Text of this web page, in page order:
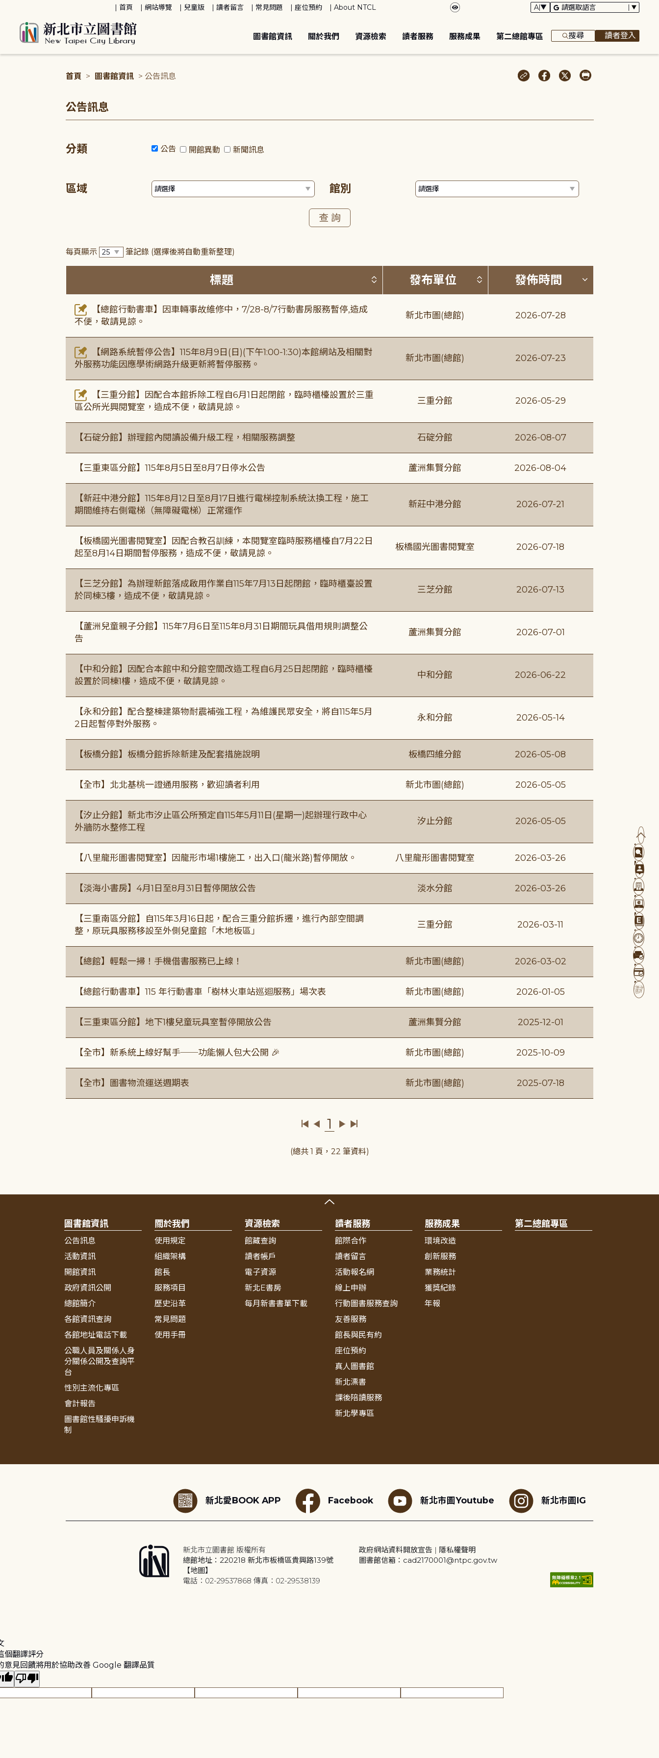
首頁 網站導覽 兒童版 讀者留言 常見問題 座位預約 About NTCL
圖書館資訊 關於我們 資源檢索 讀者服務 服務成果 第二總館專區 搜尋 讀者登入
首頁 > 圖書館資訊 > 公告訊息
公告訊息
分類 公告 開館異動 新聞訊息
區域 館別
每頁顯示 筆記錄 (選擇後將自動重新整理)
標題 按標題排序 (升降冪)
發布單位 按發布單位排序 (升降冪)
發佈時間 按發佈時間
【總館行動書車】因車輛事故維修中，7/28-8/7行動書房服務暫停,造成
不便，敬請見諒。
新北市圖(總館) 2026-07-28
【網路系統暫停公告】115年8月9日(日)(下午1:00-1:30)本館網站及相關對
外服務功能因應學術網路升級更新將暫停服務。
新北市圖(總館) 2026-07-23
【三重分館】因配合本館拆除工程自6月1日起閉館，臨時櫃檯設置於三重
區公所光興閱覽室，造成不便，敬請見諒。
三重分館 2026-05-29
【石碇分館】辦理館內閱讀設備升級工程，相關服務調整 石碇分館 2026-08-07
【三重東區分館】115年8月5日至8月7日停水公告 蘆洲集賢分館 2026-08-04
【新莊中港分館】115年8月12日至8月17日進行電梯控制系統汰換工程，施工
期間維持右側電梯（無障礙電梯）正常運作
新莊中港分館 2026-07-21
【板橋國光圖書閱覽室】因配合教召訓練，本閱覽室臨時服務櫃檯自7月22日
起至8月14日期間暫停服務，造成不便，敬請見諒。
板橋國光圖書閱覽室 2026-07-18
【三芝分館】為辦理新館落成啟用作業自115年7月13日起閉館，臨時櫃臺設置
於同棟3樓，造成不便，敬請見諒。
三芝分館 2026-07-13
【蘆洲兒童親子分館】115年7月6日至115年8月31日期間玩具借用規則調整公
告
蘆洲集賢分館 2026-07-01
【中和分館】因配合本館中和分館空間改造工程自6月25日起閉館，臨時櫃檯
設置於同棟1樓，造成不便，敬請見諒。
中和分館 2026-06-22
【永和分館】配合整棟建築物耐震補強工程，為維護民眾安全，將自115年5月
2日起暫停對外服務。
永和分館 2026-05-14
【板橋分館】板橋分館拆除新建及配套措施說明 板橋四維分館 2026-05-08
【全市】北北基桃一證通用服務，歡迎讀者利用 新北市圖(總館) 2026-05-05
【汐止分館】新北市汐止區公所預定自115年5月11日(星期一)起辦理行政中心
外牆防水整修工程
汐止分館 2026-05-05
【八里龍形圖書閱覽室】因龍形市場1樓施工，出入口(龍米路)暫停開放。 八里龍形圖書閱覽室 2026-03-26
【淡海小書房】4月1日至8月31日暫停開放公告 淡水分館 2026-03-26
【三重南區分館】自115年3月16日起，配合三重分館拆遷，進行內部空間調
整，原玩具服務移設至外側兒童館「木地板區」
三重分館 2026-03-11
【總館】輕鬆一掃！手機借書服務已上線！ 新北市圖(總館) 2026-03-02
【總館行動書車】115 年行動書車「樹林火車站巡迴服務」場次表 新北市圖(總館) 2026-01-05
【三重東區分館】地下1樓兒童玩具室暫停開放公告 蘆洲集賢分館 2025-12-01
【全市】新系統上線好幫手──功能懶人包大公開 🎉 新北市圖(總館) 2025-10-09
【全市】圖書物流運送週期表 新北市圖(總館) 2025-07-18
1
(總共 1 頁，22 筆資料)
圖書館資訊
公告訊息
活動資訊
開館資訊
政府資訊公開
總館簡介
各館資訊查詢
各館地址電話下載
公職人員及關係人身
分關係公開及查詢平
台
性別主流化專區
會計報告
圖書館性騷擾申訴機
制
關於我們
使用規定
組織架構
館長
服務項目
歷史沿革
常見問題
使用手冊
資源檢索
館藏查詢
讀者帳戶
電子資源
新北E書房
每月新書書單下載
讀者服務
館際合作
讀者留言
活動報名網
線上申辦
行動圖書服務查詢
友善服務
館長與民有約
座位預約
真人圖書館
新北漂書
課後陪讀服務
新北學專區
服務成果
環境改造
創新服務
業務統計
獲獎紀錄
年報
第二總館專區
新北愛BOOK APP Facebook 新北市圖Youtube 新北市圖IG
新北市立圖書館 版權所有
總館地址：220218 新北市板橋區貴興路139號
【地圖】
電話：02-29537868 傳真：02-29538139
政府網站資料開放宣告 | 隱私權聲明
圖書館信箱：cad2170001@ntpc.gov.tw
個翻譯評分
意見回饋將用於協助改善 Google 翻譯品質